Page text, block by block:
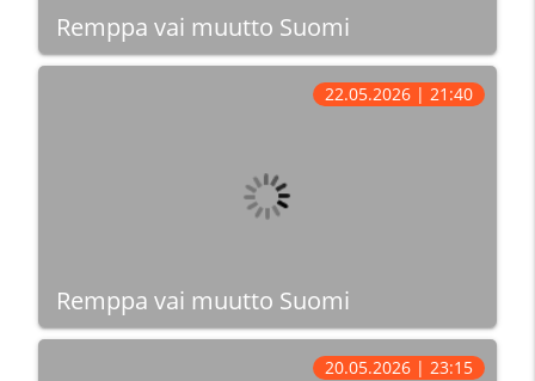
Remppa vai muutto Suomi
Remppa vai muutto Suomi
22.05.2026 | 21:40
20.05.2026 | 23:15